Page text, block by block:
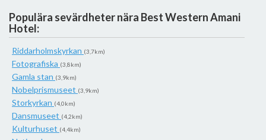
Populära sevärdheter nära Best Western Amani
Hotel:
Riddarholmskyrkan (3,7km)
Fotografiska (3,8km)
Gamla stan (3,9km)
Nobelprismuseet (3,9km)
Storkyrkan (4,0km)
Dansmuseet (4,2km)
Kulturhuset (4,4km)